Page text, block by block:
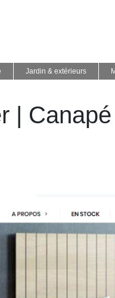
Jardin & extérieurs
|